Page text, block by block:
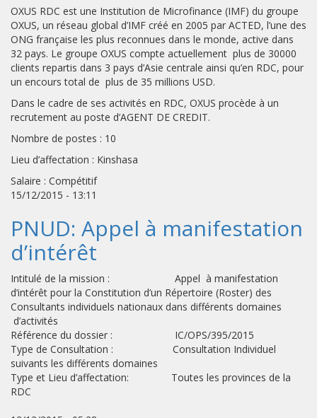
OXUS RDC est une Institution de Microfinance (IMF) du groupe
OXUS, un réseau global d’IMF créé en 2005 par ACTED, l’une des
ONG française les plus reconnues dans le monde, active dans
32 pays. Le groupe OXUS compte actuellement plus de 30000
clients repartis dans 3 pays d’Asie centrale ainsi qu’en RDC, pour
un encours total de plus de 35 millions USD.
Dans le cadre de ses activités en RDC, OXUS procède à un
recrutement au poste d’AGENT DE CREDIT.
Nombre de postes : 10
Lieu d’affectation : Kinshasa
Salaire : Compétitif
15/12/2015 - 13:11
PNUD: Appel à manifestation
d’intérêt
Intitulé de la mission : Appel à manifestation
d’intérêt pour la Constitution d’un Répertoire (Roster) des
Consultants individuels nationaux dans différents domaines
d’activités
Référence du dossier : IC/OPS/395/2015
Type de Consultation : Consultation Individuel
suivants les différents domaines
Type et Lieu d’affectation: Toutes les provinces de la
RDC